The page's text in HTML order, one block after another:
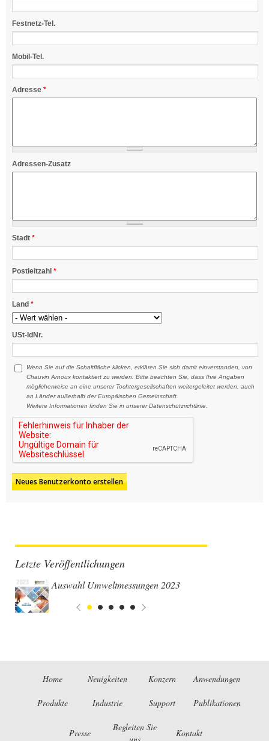
Festnetz-Tel.
Mobil-Tel.
Adresse *
Adressen-Zusatz
Stadt *
Postleitzahl *
Land *
USt-IdNr.
Wenn Sie auf die Schaltfläche klicken, erklären Sie sich damit einverstanden, von
Chauvin Arnoux kontaktiert zu werden. Bitte beachten Sie, dass Ihre Angaben
möglicherweise an eine unserer Tochtergesellschaften weitergeleitet werden, auch
an Länder außerhalb der Europäischen Gemeinschaft.
Weitere Informationen finden Sie in unserer Datenschutzrichtlinie.
Letzte Veröffentlichungen
Auswahl Umweltmessungen 2023
Home Neuigkeiten Konzern Anwendungen
Produkte Industrie Support Publikationen
Presse
Begleiten Sie
Kontakt